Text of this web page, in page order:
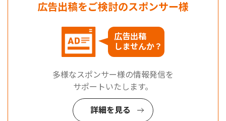
広告出稿をご検討のスポンサー様
広告出稿
しませんか？
多様なスポンサー様の情報発信を
サポートいたします。
詳細を見る